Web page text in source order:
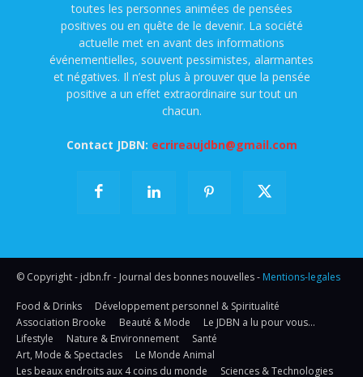
toutes les personnes animées de pensées
positives ou en quête de le devenir. La société
actuelle met en avant des informations
événementielles, souvent pessimistes, alarmantes
et négatives. Il n’est plus à prouver que la pensée
positive a un effet extraordinaire sur tout un
chacun.
Contact JDBN: ecrireaujdbn@gmail.com
© Copyright - jdbn.fr - Journal des bonnes nouvelles - Mentions-legales
Food & Drinks
Développement personnel & Spiritualité
Association Brooke
Beauté & Mode
Le JDBN a lu pour vous…
Lifestyle
Nature & Environnement
Santé
Art, Mode & Spectacles
Le Monde Animal
Les beaux endroits aux 4 coins du monde
Sciences & Technologies